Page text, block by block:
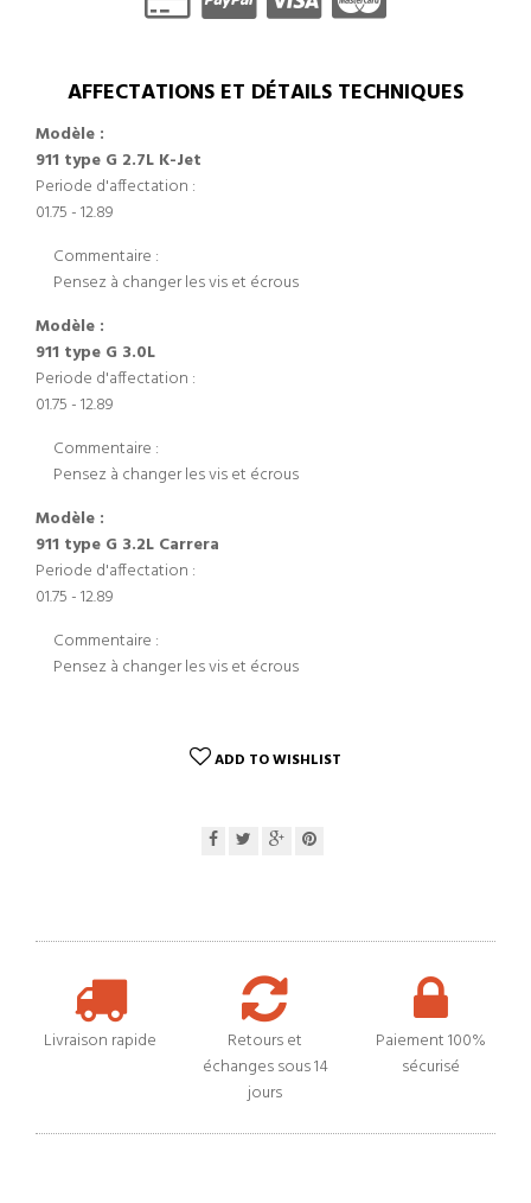
AFFECTATIONS ET DÉTAILS TECHNIQUES
Modèle :
911 type G 2.7L K-Jet
Periode d'affectation :
01.75 - 12.89
Commentaire :
Pensez à changer les vis et écrous
Modèle :
911 type G 3.0L
Periode d'affectation :
01.75 - 12.89
Commentaire :
Pensez à changer les vis et écrous
Modèle :
911 type G 3.2L Carrera
Periode d'affectation :
01.75 - 12.89
Commentaire :
Pensez à changer les vis et écrous
ADD TO WISHLIST
Livraison rapide
Retours et
échanges sous 14
jours
Paiement 100%
sécurisé